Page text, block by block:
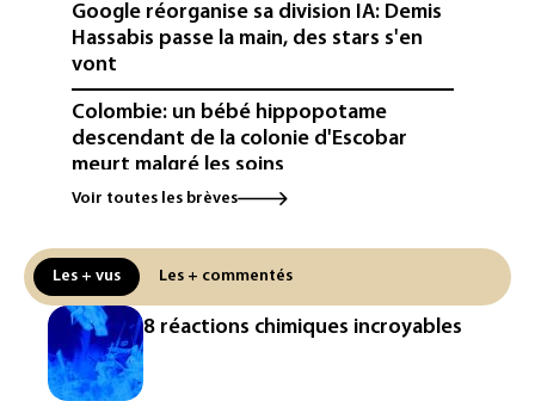
Google réorganise sa division IA: Demis
Hassabis passe la main, des stars s'en
vont
Colombie: un bébé hippopotame
descendant de la colonie d'Escobar
meurt malgré les soins
Éclipse: une baisse temporaire de la
attendue en Europe
L'Autriche bat son record absolu de
chaleur pour le deuxième jour d'affilée
Inde : Meta sommé de s'excuser après
Voir toutes les brèves
Les + vus Les + commentés
8 réactions chimiques incroyables